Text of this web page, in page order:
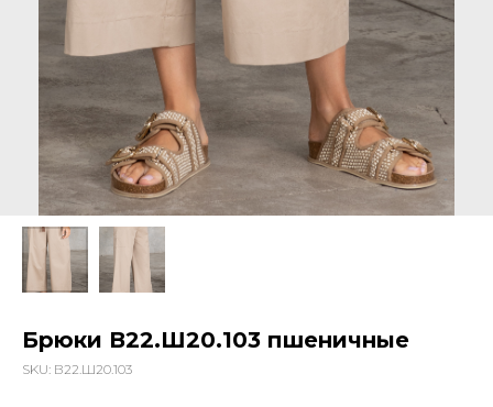
Брюки В22.Ш20.103 пшеничные
SKU: В22.Ш20.103